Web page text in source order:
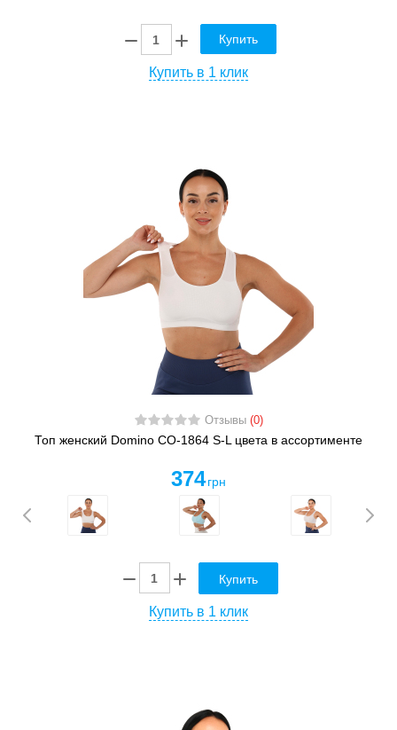
Купить
Купить в 1 клик
Отзывы (0)
Топ женский Domino CO-1864 S-L цвета в ассортименте
374 грн
Купить
Купить в 1 клик